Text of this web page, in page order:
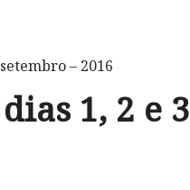
– 2016
1, 2 e 3